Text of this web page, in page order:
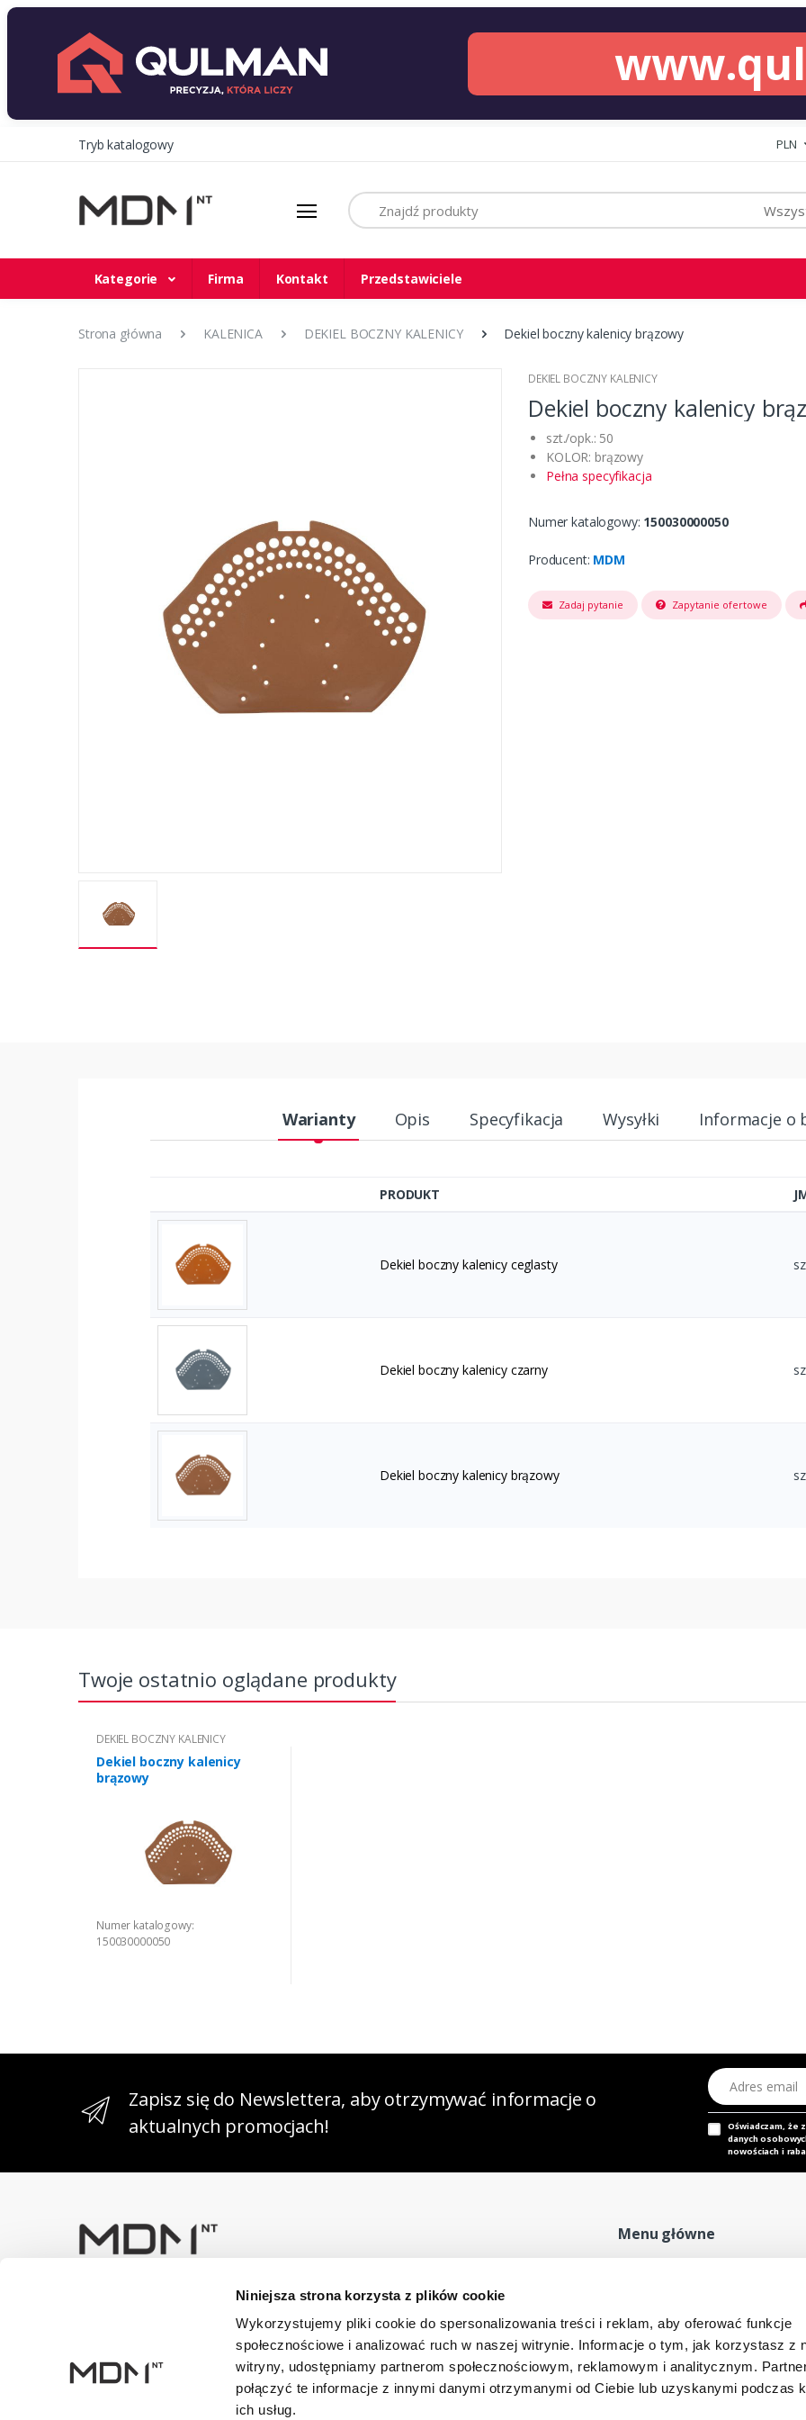
Niniejsza strona korzysta z plików cookie
Wykorzystujemy pliki cookie do spersonalizowania treści i reklam, aby oferować funkcje
społecznościowe i analizować ruch w naszej witrynie. Informacje o tym, jak korzystasz z
witryny, udostępniamy partnerom społecznościowym, reklamowym i analitycznym.
połączyć te informacje z innymi danymi otrzymanymi od Ciebie lub uzyskanymi podczas
ich usług.
Tryb katalogowy PLN
Szukaj
Kategorie Firma Kontakt Przedstawiciele
Strona główna KALENICA DEKIEL BOCZNY KALENICY Dekiel boczny kalenicy brązowy
DEKIEL BOCZNY KALENICY
Dekiel boczny kalenicy
szt./opk.: 50
KOLOR: brązowy
Pełna specyfikacja
Numer katalogowy: 150030000050
Producent: MDM
Zadaj pytanie Zapytanie ofertowe
Warianty Opis Specyfikacja Wysyłki Informacje o
PRODUKT
Dekiel boczny kalenicy ceglasty
Dekiel boczny kalenicy czarny
Dekiel boczny kalenicy brązowy
Twoje ostatnio oglądane produkty
DEKIEL BOCZNY KALENICY
Dekiel boczny kalenicy
brązowy
Numer katalogowy:
150030000050
Zapisz się do Newslettera, aby otrzymywać informacje o
aktualnych promocjach!
Adres email
Oświadczam, że
danych
nowościach i
Masz pytania? Skontaktuj się z
+48 33 47 94 400
Nasz adres e-mail
dok@mdmnt.com
Dane kontaktowe
NIP: 5482614481, MDM NT sp. z o.o., Bestwińska 143, 43-346 Bielsko-Biała, Polska
Menu główne
Moje konto
Promocje
Kontakt